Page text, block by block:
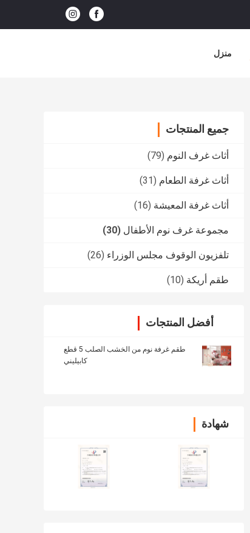
منزل
جميع المنتجات
أثاث غرف النوم (79)
أثاث غرفة الطعام (31)
أثاث غرفة المعيشة (16)
مجموعة غرف نوم الأطفال (30)
تلفزيون الوقوف مجلس الوزراء (26)
طقم أريكة (10)
أفضل المنتجات
طقم غرفة نوم من الخشب الصلب 5 قطع
كابيليني
شهادة